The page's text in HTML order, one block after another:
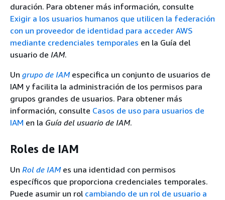
duración. Para obtener más información, consulte
Exigir a los usuarios humanos que utilicen la federación
con un proveedor de identidad para acceder AWS
mediante credenciales temporales en la Guía del
usuario de IAM.
Un grupo de IAMespecifica un conjunto de usuarios de
IAM y facilita la administración de los permisos para
grupos grandes de usuarios. Para obtener más
información, consulte Casos de uso para usuarios de
IAM en la Guía del usuario de IAM.
Roles de IAM
Un Rol de IAMes una identidad con permisos
específicos que proporciona credenciales temporales.
Puede asumir un rol cambiando de un rol de usuario a